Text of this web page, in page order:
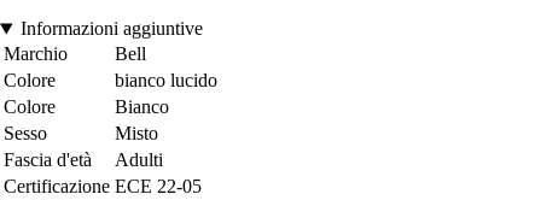
Informazioni aggiuntive
Marchio
Bell
Colore
bianco lucido
Colore
Bianco
Sesso
Misto
Fascia d'età
Adulti
Certificazione ECE 22-05